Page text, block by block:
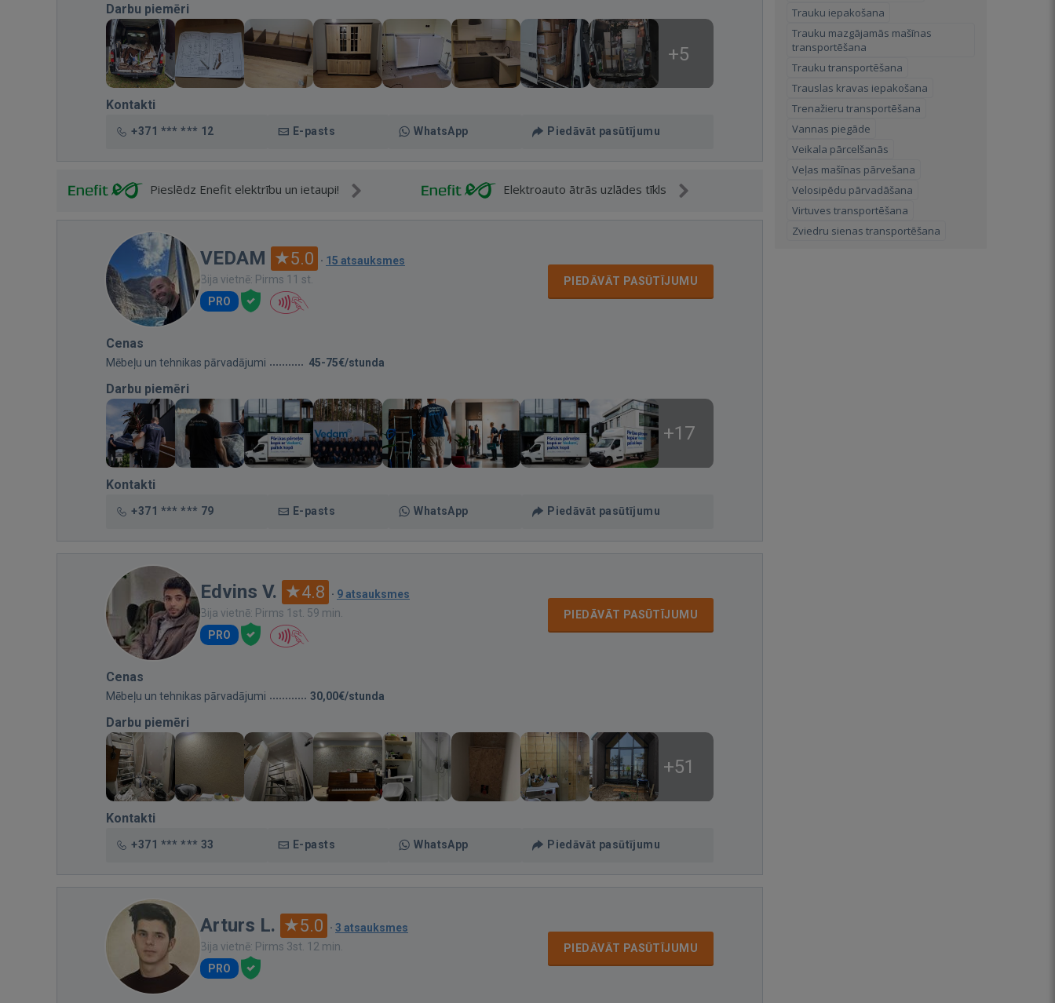
Darbu piemēri
+5
Kontakti
+371 *** *** 12 E-pasts WhatsApp Piedāvāt pasūtījumu
Pieslēdz Enefit elektrību un ietaupi! Elektroauto ātrās uzlādes tīkls
VEDAM 5.0 · 15 atsauksmes
Bija vietnē: Pirms 11 st.
PRO
PIEDĀVĀT PASŪTĪJUMU
Cenas
Mēbeļu un tehnikas pārvadājumi 45-75€/stunda
Darbu piemēri
+17
Kontakti
+371 *** *** 79 E-pasts WhatsApp Piedāvāt pasūtījumu
Edvins V. 4.8 · 9 atsauksmes
Bija vietnē: Pirms 1st. 59 min.
PRO
PIEDĀVĀT PASŪTĪJUMU
Cenas
Mēbeļu un tehnikas pārvadājumi 30,00€/stunda
Darbu piemēri
+51
Kontakti
+371 *** *** 33 E-pasts WhatsApp Piedāvāt pasūtījumu
Arturs L. 5.0 · 3 atsauksmes
Bija vietnē: Pirms 3st. 12 min.
PRO
PIEDĀVĀT PASŪTĪJUMU
Trauku iepakošana
Trauku mazgājamās mašīnas
transportēšana
Trauku transportēšana
Trauslas kravas iepakošana
Trenažieru transportēšana
Vannas piegāde
Veikala pārcelšanās
Veļas mašīnas pārvešana
Velosipēdu pārvadāšana
Virtuves transportēšana
Zviedru sienas transportēšana